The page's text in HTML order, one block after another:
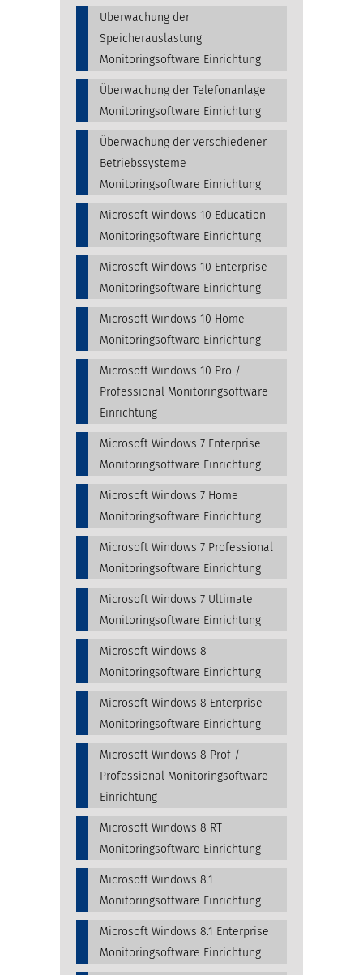
Überwachung der
Speicherauslastung
Monitoringsoftware Einrichtung
Überwachung der Telefonanlage
Monitoringsoftware Einrichtung
Überwachung der verschiedener
Betriebssysteme
Monitoringsoftware Einrichtung
Microsoft Windows 10 Education
Monitoringsoftware Einrichtung
Microsoft Windows 10 Enterprise
Monitoringsoftware Einrichtung
Microsoft Windows 10 Home
Monitoringsoftware Einrichtung
Microsoft Windows 10 Pro /
Professional Monitoringsoftware
Einrichtung
Microsoft Windows 7 Enterprise
Monitoringsoftware Einrichtung
Microsoft Windows 7 Home
Monitoringsoftware Einrichtung
Microsoft Windows 7 Professional
Monitoringsoftware Einrichtung
Microsoft Windows 7 Ultimate
Monitoringsoftware Einrichtung
Microsoft Windows 8
Monitoringsoftware Einrichtung
Microsoft Windows 8 Enterprise
Monitoringsoftware Einrichtung
Microsoft Windows 8 Prof /
Professional Monitoringsoftware
Einrichtung
Microsoft Windows 8 RT
Monitoringsoftware Einrichtung
Microsoft Windows 8.1
Monitoringsoftware Einrichtung
Microsoft Windows 8.1 Enterprise
Monitoringsoftware Einrichtung